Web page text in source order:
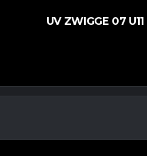
UV ZWIGGE 07 U11